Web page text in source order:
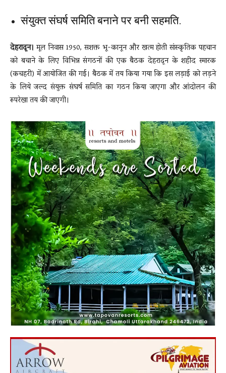
संयुक्त संघर्ष समिति बनाने पर बनी सहमति.
देहरादून। मूल निवास 1950, सशक्त भू-कानून और खत्म होती सांस्कृतिक पहचान
को बचाने के लिए विभिन्न संगठनों की एक बैठक देहरादून के शहीद स्मारक
(कचहरी) में आयोजित की गई। बैठक में तय किया गया कि इस लड़ाई को लड़ने
के लिये जल्द संयुक्त संघर्ष समिति का गठन किया जाएगा और आंदोलन की
रूपरेखा तय की जाएगी।